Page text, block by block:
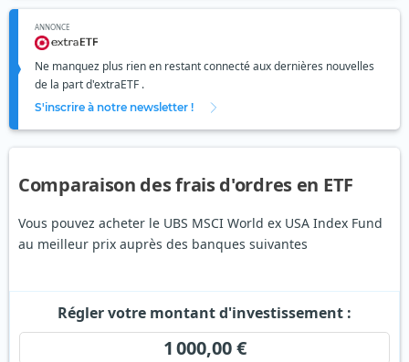
ANNONCE
Ne manquez plus rien en restant connecté aux dernières nouvelles
de la part d'extraETF .
S'inscrire à notre newsletter !
Comparaison des frais d'ordres en ETF
Vous pouvez acheter le UBS MSCI World ex USA Index Fund
au meilleur prix auprès des banques suivantes
Régler votre montant d'investissement :
1 000,00 €